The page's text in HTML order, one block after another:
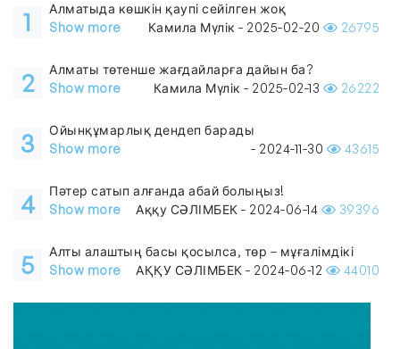
1
Алматыда көшкін қаупі сейілген жоқ
Show more
Камила Мүлік - 2025-02-20 26795
2
Алматы төтенше жағдайларға дайын ба?
Show more
Камила Мүлік - 2025-02-13 26222
3
Ойынқұмарлық дендеп барады
Show more
- 2024-11-30 43615
4
Пәтер сатып алғанда абай болыңыз!
Show more
Аққу СӘЛІМБЕК - 2024-06-14 39396
5
Алты алаштың басы қосылса, төр – мұғалімдікі
Show more
АҚҚУ СӘЛІМБЕК - 2024-06-12 44010